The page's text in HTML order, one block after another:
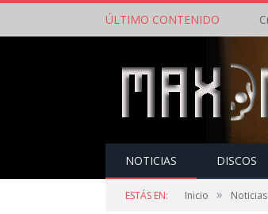
ÚLTIMO CONTENIDO
NOTICIAS DISCOS
ESTÁS EN: Inicio » Noticias